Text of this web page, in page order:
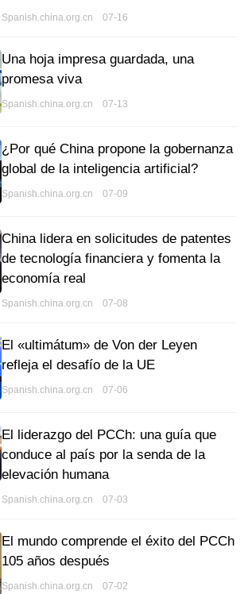
Spanish.china.org.cn 07-16
Una hoja impresa guardada, una
promesa viva
Spanish.china.org.cn 07-13
¿Por qué China propone la gobernanza
global de la inteligencia artificial?
Spanish.china.org.cn 07-09
China lidera en solicitudes de patentes
de tecnología financiera y fomenta la
economía real
Spanish.china.org.cn 07-08
El «ultimátum» de Von der Leyen
refleja el desafío de la UE
Spanish.china.org.cn 07-06
El liderazgo del PCCh: una guía que
conduce al país por la senda de la
elevación humana
Spanish.china.org.cn 07-03
El mundo comprende el éxito del PCCh
105 años después
Spanish.china.org.cn 07-02